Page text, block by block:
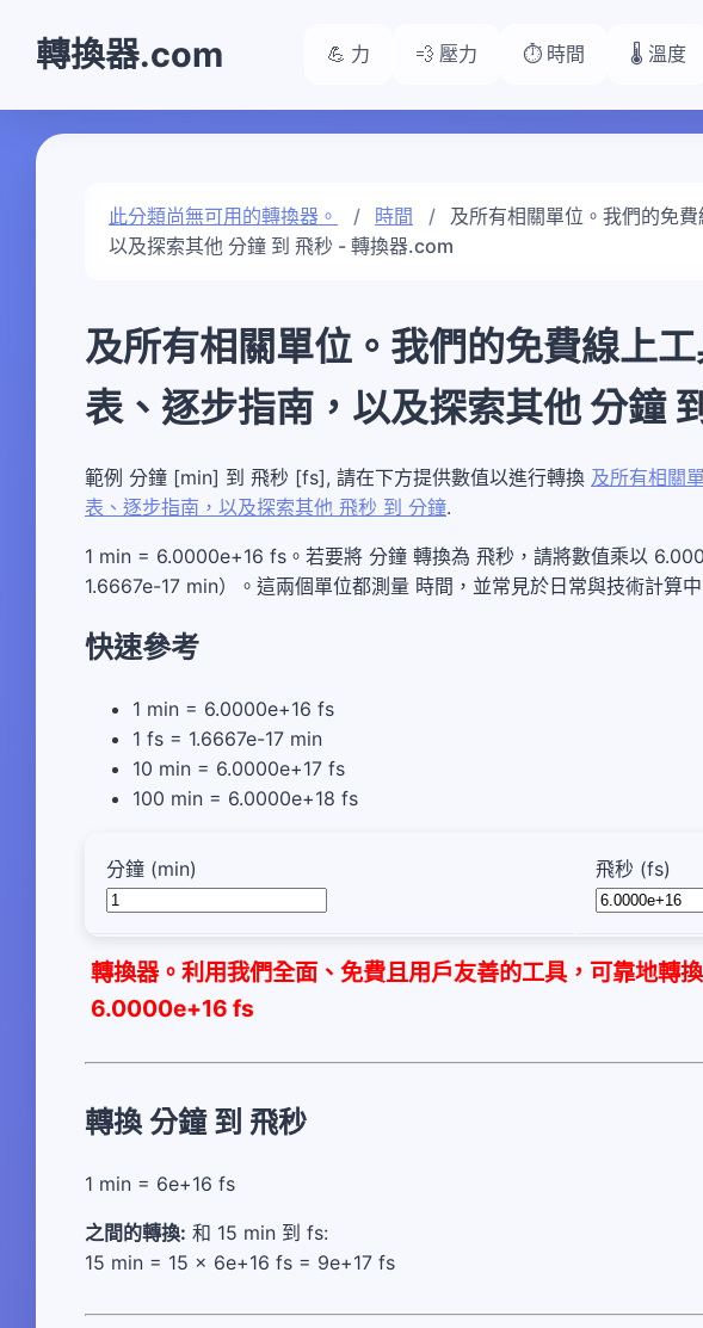
轉換器.com 💪 力 💨 壓力 ⏱️ 時間 🌡️ 溫度
此分類尚無可用的轉換器。 時間
及所有相關單位。我們的免
以及探索其他 分鐘 到 飛秒 - 轉換器.com
及所有相關單位。我們的免費線上
表、逐步指南，以及探索其他 分鐘
範例 分鐘 [min] 到 飛秒 [fs], 請在下方提供數值以進行轉換 及所有相關
表、逐步指南，以及探索其他 飛秒 到 分鐘.
1 min = 6.0000e+16 fs。若要將 分鐘 轉換為 飛秒，請將數值乘以
1.6667e-17 min）。這兩個單位都測量 時間，並常見於日常與技術計算
快速參考
1 min = 6.0000e+16 fs
1 fs = 1.6667e-17 min
10 min = 6.0000e+17 fs
100 min = 6.0000e+18 fs
分鐘 (min) 飛秒 (fs)
轉換器。利用我們全面、免費且用戶友善的工具，可靠地轉
6.0000e+16 fs
轉換 分鐘 到 飛秒
1 min = 6e+16 fs
之間的轉換: 和 15 min 到 fs:
15 min = 15 × 6e+16 fs = 9e+17 fs